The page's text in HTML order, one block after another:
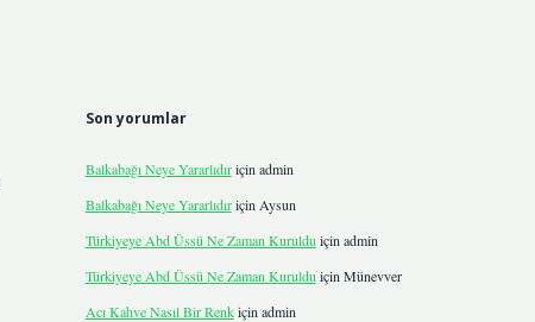
Son yorumlar
Balkabağı Neye Yararlıdıriçin admin
Balkabağı Neye Yararlıdıriçin Aysun
Türkiyeye Abd Üssü Ne Zaman Kuruldu için admin
Türkiyeye Abd Üssü Ne Zaman Kuruldu için Münevver
Acı Kahve Nasıl Bir Renkiçin admin